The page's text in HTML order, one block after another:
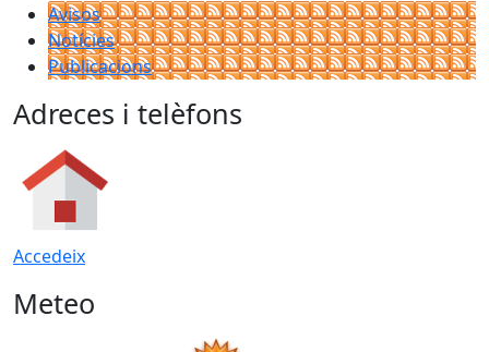
Avisos
Notícies
Publicacions
Adreces i telèfons
Accedeix
Meteo